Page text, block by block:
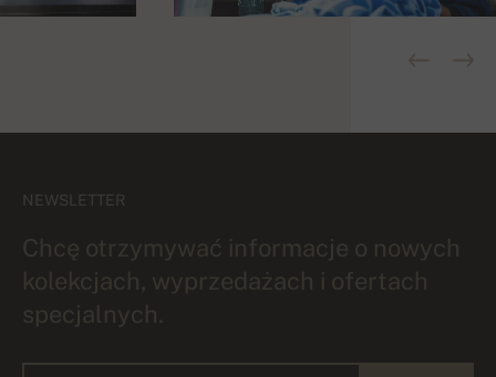
NEWSLETTER
Chcę otrzymywać informacje o nowych
kolekcjach, wyprzedażach i ofertach
specjalnych.